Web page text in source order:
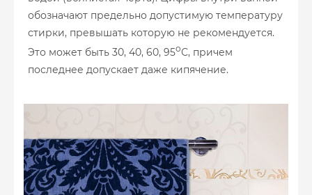
обозначают предельно допустимую температуру
стирки, превышать которую не рекомендуется.
Это может быть 30, 40, 60, 95оС, причем
последнее допускает даже кипячение.